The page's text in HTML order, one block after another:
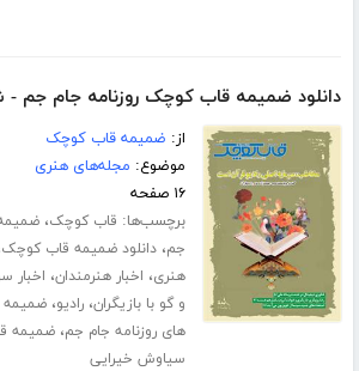
دانلود ضمیمه قاب کوچک روزنامه جام جم -
از: ضمیمه قاب کوچک
موضوع: مجله‌های هنری
۱۶ صفحه
برچسب‌ها: قاب کوچک،
جم،دانلود ضمیمه قاب کوچک
هنری، اخبار هنرمندان، اخبار
و گو با بازیگران،رادیو،ضمیمه
های روزنامه جام جم،ضمیمه
سیاوش خیرایی